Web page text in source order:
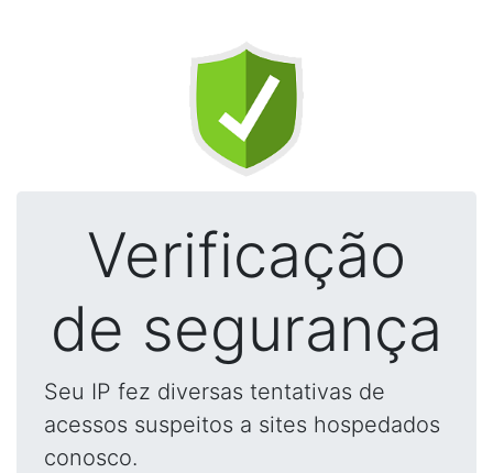
Verificação
de segurança
Seu IP fez diversas tentativas de
acessos suspeitos a sites hospedados
conosco.